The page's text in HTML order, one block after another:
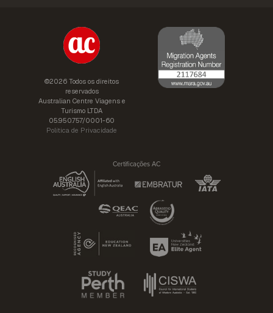
©2026 Todos os direitos
reservados
Australian Centre Viagens e
Turismo LTDA
05.950.757/0001-60
Política de Privacidade
Certificações AC